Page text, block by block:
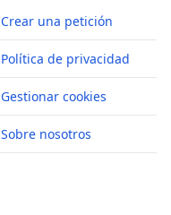
Crear una petición
Política de privacidad
Gestionar cookies
Sobre nosotros